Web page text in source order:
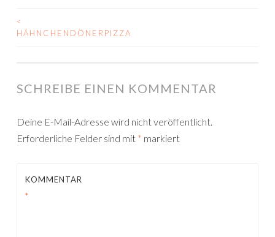
BEITRAGS-
<
HÄHNCHENDÖNERPIZZA
SCHREIBE EINEN KOMMENTAR
Deine E-Mail-Adresse wird nicht veröffentlicht.
Erforderliche Felder sind mit * markiert
KOMMENTAR
*